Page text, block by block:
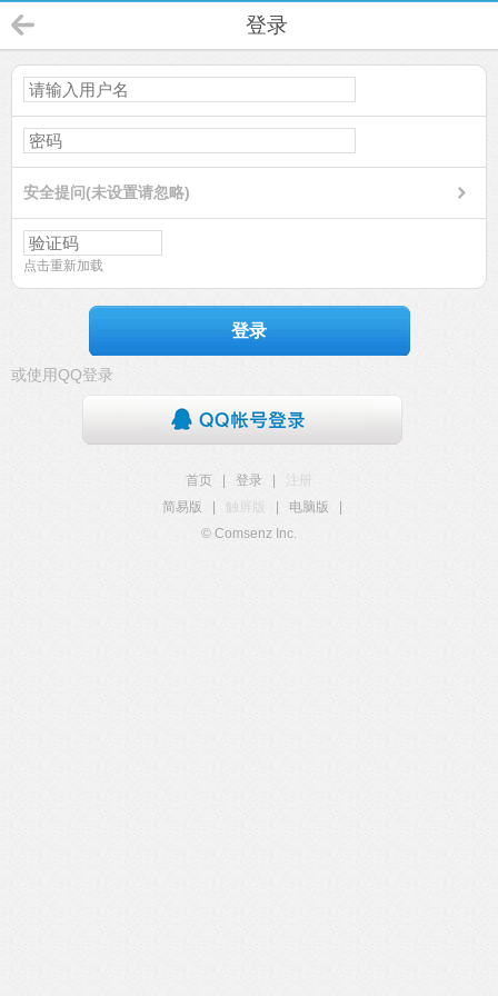
登录
安全提问(未设置请忽略)
点击重新加载
登录
或使用QQ登录
首页 登录
注册
简易版
触屏版 电脑版
© Comsenz Inc.